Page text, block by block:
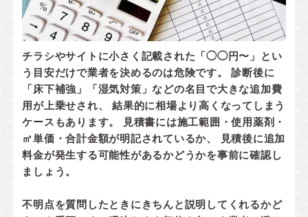
チラシやサイトに小さく記載された「◯◯円〜」とい
う目安だけで業者を決めるのは危険です。 診断後に
「床下補強」「湿気対策」などの名目で大きな追加費
用が上乗せされ、 結果的に相場より高くなってしまう
ケースもあります。 見積書には施工範囲・使用薬剤・
㎡単価・合計金額が明記されているか、
見積後に追加
料金が発生する可能性があるかどうかを事前に確認し
ましょう。
不明点を質問したときにきちんと説明してくれるかど